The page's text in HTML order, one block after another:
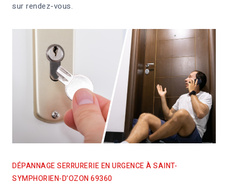
sur rendez-vous.
DÉPANNAGE SERRURERIE EN URGENCE À SAINT-
SYMPHORIEN-D’OZON 69360